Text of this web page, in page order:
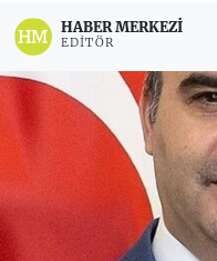
HABER MERKEZI
EDITÖR